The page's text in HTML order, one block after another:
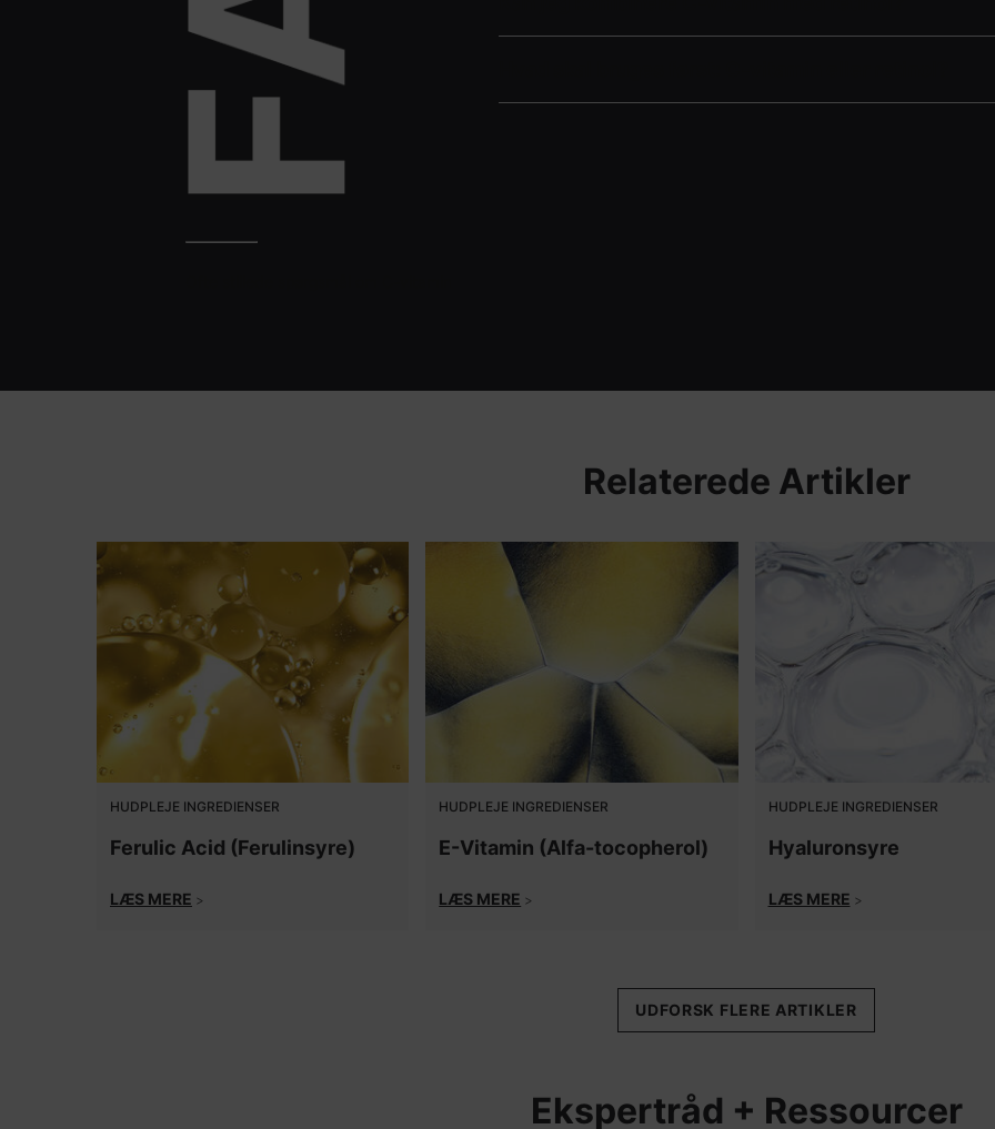
Relaterede Artikler
HUDPLEJE INGREDIENSER
Ferulic Acid (Ferulinsyre)
LÆS MERE >
HUDPLEJE INGREDIENSER
E-Vitamin (Alfa-tocopherol)
LÆS MERE >
HUDPLEJE INGREDIENSER
Hyaluronsyre
LÆS MERE >
UDFORSK FLERE ARTIKLER
Ekspertråd + Ressourcer